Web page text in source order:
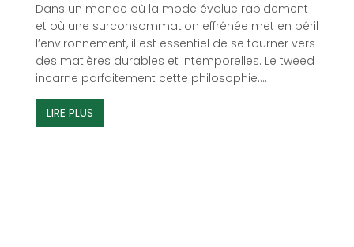
Dans un monde où la mode évolue rapidement
et où une surconsommation effrénée met en péril
l’environnement, il est essentiel de se tourner vers
des matières durables et intemporelles. Le tweed
incarne parfaitement cette philosophie....
LIRE PLUS